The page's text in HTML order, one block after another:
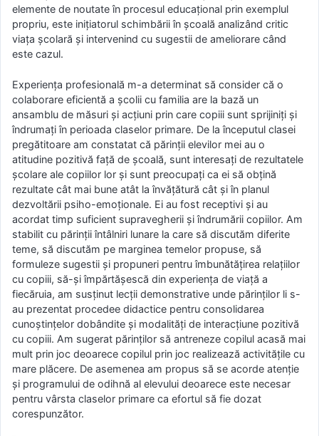
elemente de noutate în procesul educațional prin exemplul
propriu, este inițiatorul schimbării în școală analizând critic
viața școlară și intervenind cu sugestii de ameliorare când
este cazul.
Experiența profesională m-a determinat să consider că o
colaborare eficientă a școlii cu familia are la bază un
ansamblu de măsuri și acțiuni prin care copiii sunt sprijiniți și
îndrumați în perioada claselor primare. De la începutul clasei
pregătitoare am constatat că părinții elevilor mei au o
atitudine pozitivă față de școală, sunt interesați de rezultatele
școlare ale copiilor lor și sunt preocupați ca ei să obțină
rezultate cât mai bune atât la învățătură cât și în planul
dezvoltării psiho-emoționale. Ei au fost receptivi și au
acordat timp suficient supravegherii și îndrumării copiilor. Am
stabilit cu părinții întâlniri lunare la care să discutăm diferite
teme, să discutăm pe marginea temelor propuse, să
formuleze sugestii și propuneri pentru îmbunătățirea relațiilor
cu copiii, să-și împărtășescă din experiența de viață a
fiecăruia, am susținut lecții demonstrative unde părinților li s-
au prezentat procedee didactice pentru consolidarea
cunoștințelor dobândite și modalități de interacțiune pozitivă
cu copiii. Am sugerat părinților să antreneze copilul acasă mai
mult prin joc deoarece copilul prin joc realizează activitățile cu
mare plăcere. De asemenea am propus să se acorde atenție
și programului de odihnă al elevului deoarece este necesar
pentru vârsta claselor primare ca efortul să fie dozat
corespunzător.